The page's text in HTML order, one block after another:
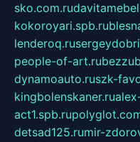
sko.com.ru
kokoroyari.spb.ru
lenderoq.ru
people-of-art.ru
dynamoauto.ruszk-
kingbolenskaner.ru
act1.spb.ru
detsad125.rumir-